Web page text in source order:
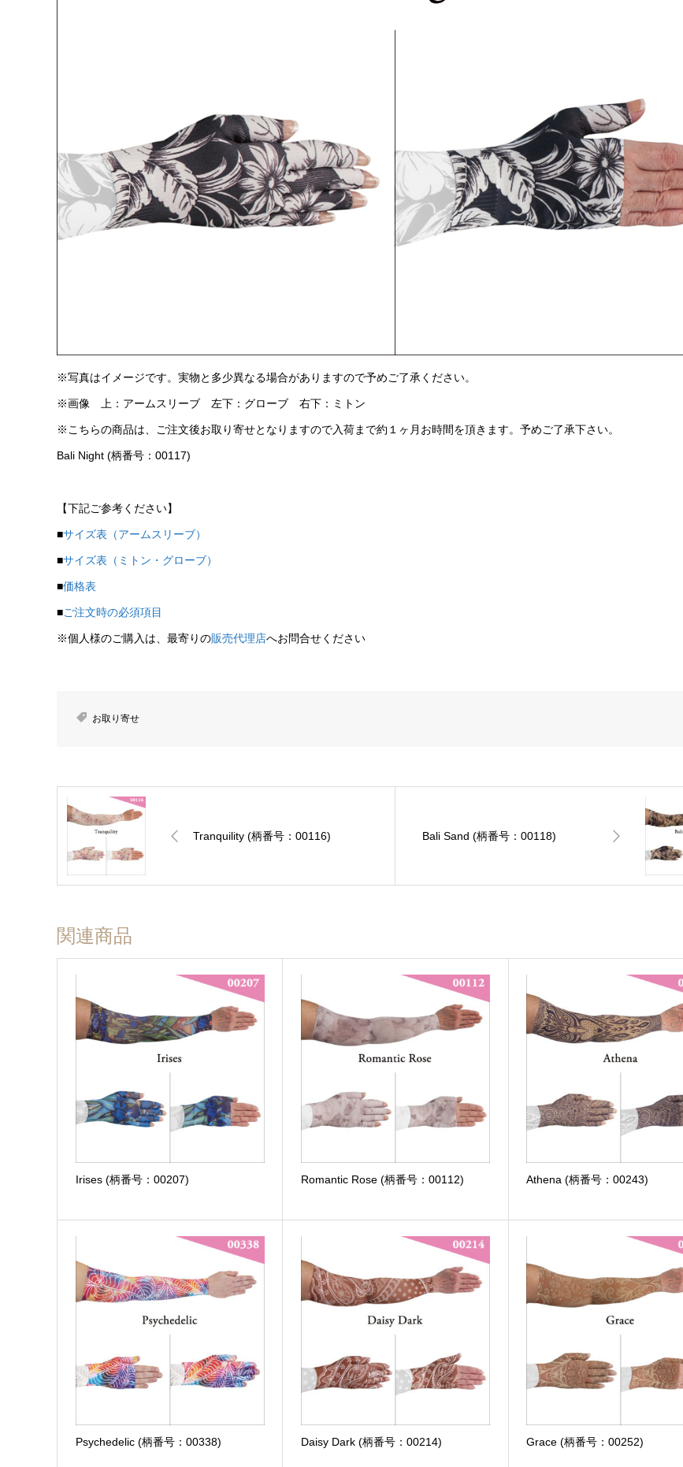
※写真はイメージです。実物と多少異なる場合がありますので予めご了承ください。
※画像 上：アームスリーブ 左下：グローブ 右下：ミトン
※こちらの商品は、ご注文後お取り寄せとなりますので入荷まで約１ヶ月お時間を頂きます。予めご了承下さい。
Bali Night (柄番号：00117)
【下記ご参考ください】
■サイズ表（アームスリーブ）
■サイズ表（ミトン・グローブ）
■価格表
■ご注文時の必須項目
※個人様のご購入は、最寄りの販売代理店へお問合せください
お取り寄せ
Tranquility (柄番号：00116) Bali Sand (柄番号：00118)
関連商品
Irises (柄番号：00207) Romantic Rose (柄番号：00112) Athena (柄番号：00243)
Psychedelic (柄番号：00338) Daisy Dark (柄番号：00214) Grace (柄番号：00252)